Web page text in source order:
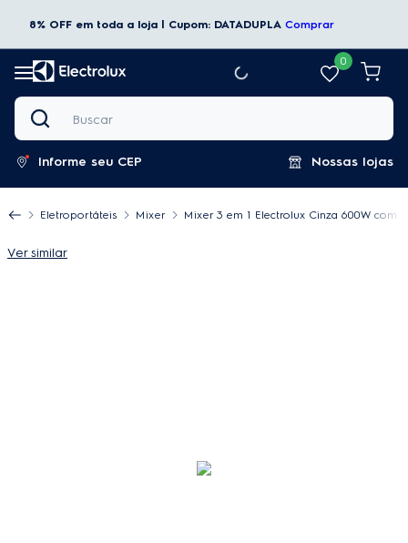
8% OFF em toda a loja | Cupom: DATADUPLA Comprar
0
Buscar
Informe seu CEP Nossas lojas
Eletroportáteis Mixer Mixer 3 em 1 Electrolux Cinza 600W com
Ver similar